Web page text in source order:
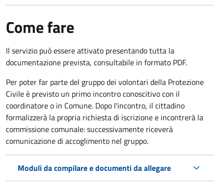
Come fare
Il servizio può essere attivato presentando tutta la
documentazione prevista, consultabile in formato PDF.
Per poter far parte del gruppo dei volontari della Protezione
Civile è previsto un primo incontro conoscitivo con il
coordinatore o in Comune. Dopo l'incontro, il cittadino
formalizzerà la propria richiesta di iscrizione e incontrerà la
commissione comunale: successivamente riceverà
comunicazione di accoglimento nel gruppo.
Moduli da compilare e documenti da allegare